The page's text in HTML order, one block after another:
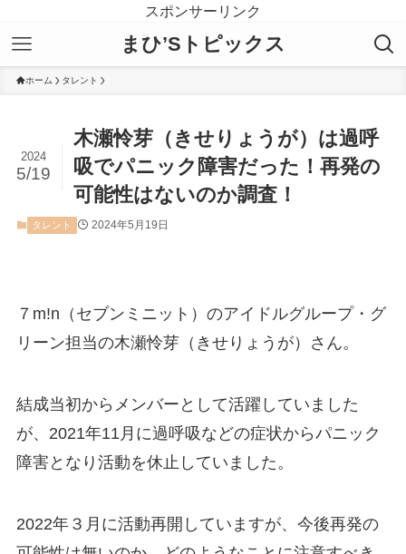
スポンサーリンク
まひ’Sトピックス
ホーム タレント
木瀬怜芽（きせりょうが）は過呼
吸でパニック障害だった！再発の
可能性はないのか調査！
2024
5/19
タレント 2024年5月19日
７m!n（セブンミニット）のアイドルグループ・グ
リーン担当の木瀬怜芽（きせりょうが）さん。
結成当初からメンバーとして活躍していました
が、2021年11月に過呼吸などの症状からパニック
障害となり活動を休止していました。
2022年３月に活動再開していますが、今後再発の